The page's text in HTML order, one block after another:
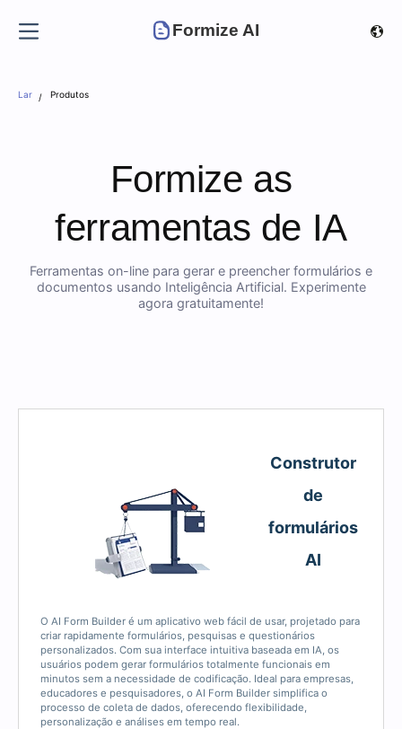
Formize AI
Lar Produtos
Formize as
ferramentas de IA
Ferramentas on-line para gerar e preencher formulários e
documentos usando Inteligência Artificial. Experimente
agora gratuitamente!
Construtor
de
formulários
AI
O AI Form Builder é um aplicativo web fácil de usar, projetado para
criar rapidamente formulários, pesquisas e questionários
personalizados. Com sua interface intuitiva baseada em IA, os
usuários podem gerar formulários totalmente funcionais em
minutos sem a necessidade de codificação. Ideal para empresas,
educadores e pesquisadores, o AI Form Builder simplifica o
processo de coleta de dados, oferecendo flexibilidade,
personalização e análises em tempo real.